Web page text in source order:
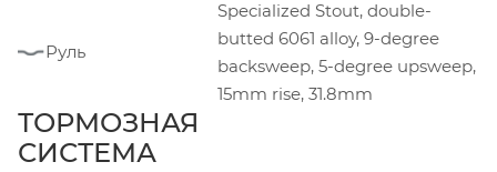
Руль
Specialized Stout, double-
butted 6061 alloy, 9-degree
backsweep, 5-degree upsweep,
15mm rise, 31.8mm
ТОРМОЗНАЯ
СИСТЕМА